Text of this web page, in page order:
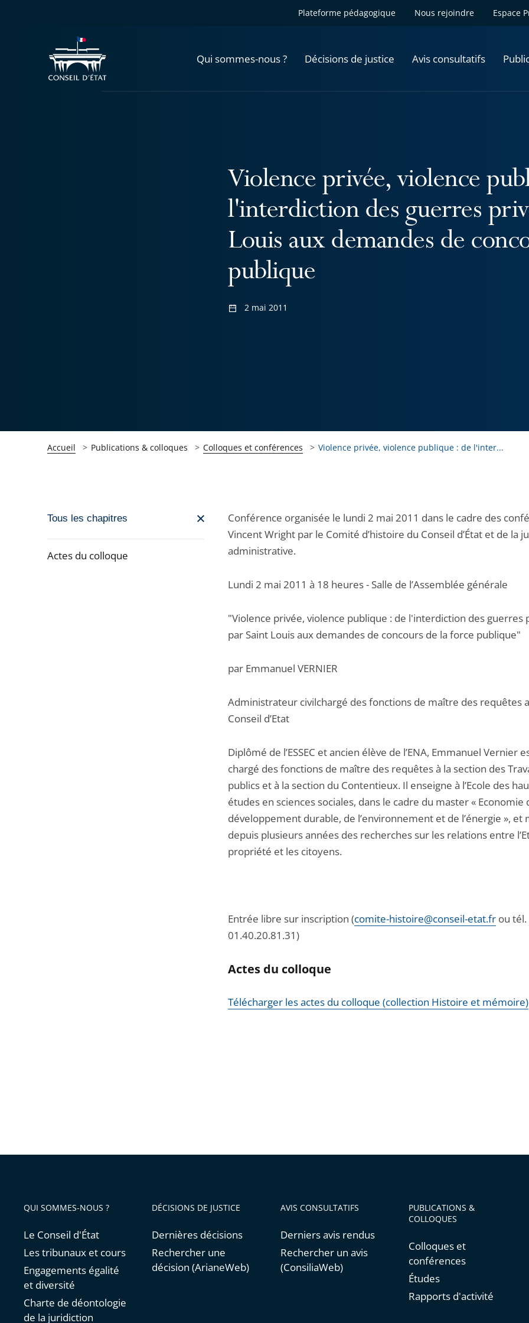
Plateforme pédagogique Nous rejoindre Espace
Qui sommes-nous ? Décisions de justice Avis consultatifs
Violence privée, violence
l'interdiction des guerres
Louis aux demandes de
publique
2 mai 2011
Accueil Publications & colloques Colloques et conférences Violence privée, violence publique : de l'inter...
Passer
navigation
Tous les chapitres
Actes du colloque
Conférence organisée le lundi 2 mai 2011 dans le cadre des
Vincent Wright par le Comité d’histoire du Conseil d’État et de la
administrative.
Lundi 2 mai 2011 à 18 heures - Salle de l’Assemblée générale
"Violence privée, violence publique : de l'interdiction des guerres
par Saint Louis aux demandes de concours de la force publique"
par Emmanuel VERNIER
Administrateur civilchargé des fonctions de maître des requêtes
Conseil d’Etat
Diplômé de l’ESSEC et ancien élève de l’ENA, Emmanuel Vernier
chargé des fonctions de maître des requêtes à la section des
publics et à la section du Contentieux. Il enseigne à l’Ecole des
études en sciences sociales, dans le cadre du master « Economie
développement durable, de l’environnement et de l’énergie », et
depuis plusieurs années des recherches sur les relations entre
propriété et les citoyens.
Entrée libre sur inscription (comite-histoire@conseil-etat.fr ou tél.
01.40.20.81.31)
Actes du colloque
Télécharger les actes du colloque (collection Histoire et mémoire)
QUI SOMMES-NOUS ?
Le Conseil d'État
Les tribunaux et cours
Engagements égalité
et diversité
Charte de déontologie
de la juridiction
DÉCISIONS DE JUSTICE
Dernières décisions
Rechercher une
décision (ArianeWeb)
AVIS CONSULTATIFS
Derniers avis rendus
Rechercher un avis
(ConsiliaWeb)
PUBLICATIONS &
COLLOQUES
Colloques et
conférences
Études
Rapports d'activité